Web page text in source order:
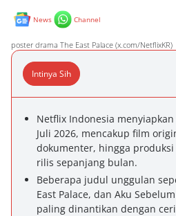
News Channel
poster drama The East Palace (x.com/NetflixKR)
Intinya Sih
Netflix Indonesia
Juli 2026, mencakup film
dokumenter, hingga
rilis sepanjang bulan.
Beberapa judul unggulan
East Palace, dan Aku
paling dinantikan dengan